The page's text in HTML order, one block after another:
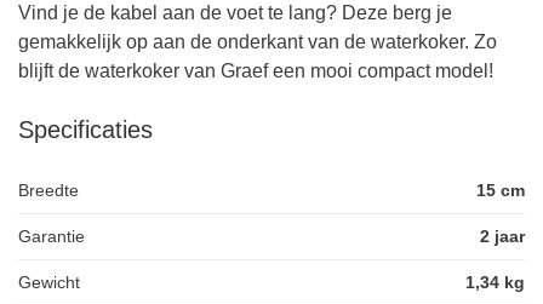
Vind je de kabel aan de voet te lang? Deze berg je
gemakkelijk op aan de onderkant van de waterkoker. Zo
blijft de waterkoker van Graef een mooi compact model!
Specificaties
Breedte 15 cm
Garantie 2 jaar
Gewicht 1,34 kg